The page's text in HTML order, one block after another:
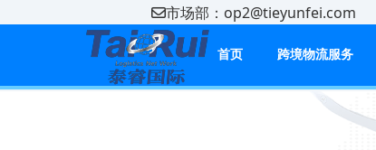
市场部：op2@tieyunfei.com
首页 跨境物流服务